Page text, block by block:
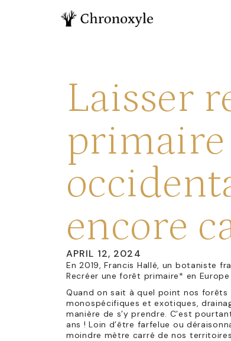
Laisser
primaire
encore
APRIL 12, 2024
En 2019, Francis Hallé, un botaniste
Recréer une forêt primaire* en
Quand on sait à quel point nos
monospécifiques et exotiques,
manière de s’y prendre. C’est
ans ! Loin d’être farfelue ou
moindre mètre carré de nos